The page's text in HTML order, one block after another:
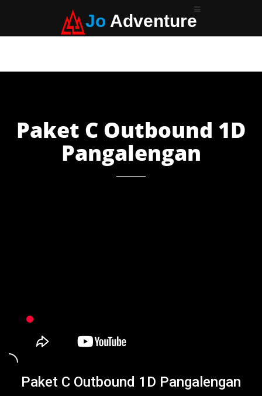
JoAdventure
Paket C Outbound 1D
Pangalengan
Paket C Outbound 1D Pangalengan